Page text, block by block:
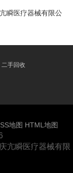
瞬医疗器械有限公
二手回收
地图 HTML地图
亢瞬医疗器械有限